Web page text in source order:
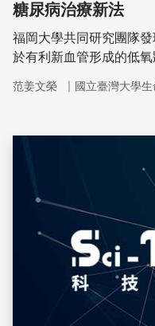
糖尿病治療新法
福岡大學共同研究團隊
於有利新血管形成的低
受損，進而將HMGB1蛋
范姜文榮 ｜ 國立臺灣大學